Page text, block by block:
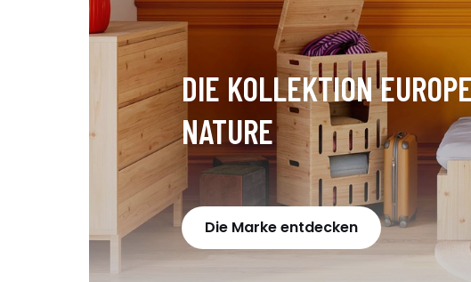
DIE KOLLEKTION
NATURE
Die Marke entdecken